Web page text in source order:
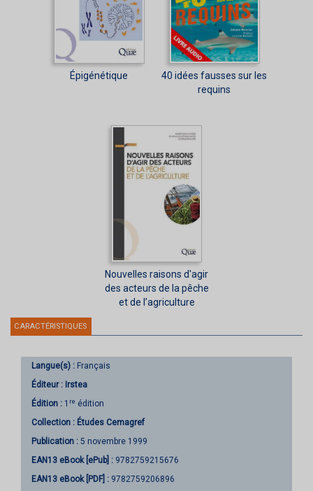
Épigénétique
40 idées fausses sur les
requins
Nouvelles raisons d'agir
des acteurs de la pêche
et de l’agriculture
CARACTÉRISTIQUES
Langue(s) : Français
Éditeur : Irstea
Édition : 1 re édition
Collection : Études Cemagref
Publication : 5 novembre 1999
EAN13 eBook [ePub] : 9782759215676
EAN13 eBook [PDF] : 9782759206896